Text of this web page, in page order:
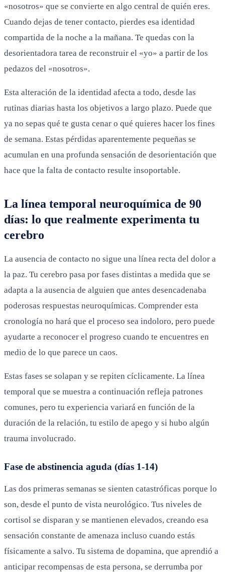
«nosotros» que se convierte en algo central de quién eres.
Cuando dejas de tener contacto, pierdes esa identidad
compartida de la noche a la mañana. Te quedas con la
desorientadora tarea de reconstruir el «yo» a partir de los
pedazos del «nosotros».
Esta alteración de la identidad afecta a todo, desde las
rutinas diarias hasta los objetivos a largo plazo. Puede que
ya no sepas qué te gusta cenar o qué quieres hacer los fines
de semana. Estas pérdidas aparentemente pequeñas se
acumulan en una profunda sensación de desorientación que
hace que la falta de contacto resulte insoportable.
La línea temporal neuroquímica de 90
días: lo que realmente experimenta tu
cerebro
La ausencia de contacto no sigue una línea recta del dolor a
la paz. Tu cerebro pasa por fases distintas a medida que se
adapta a la ausencia de alguien que antes desencadenaba
poderosas respuestas neuroquímicas. Comprender esta
cronología no hará que el proceso sea indoloro, pero puede
ayudarte a reconocer el progreso cuando te encuentres en
medio de lo que parece un caos.
Estas fases se solapan y se repiten cíclicamente. La línea
temporal que se muestra a continuación refleja patrones
comunes, pero tu experiencia variará en función de la
duración de la relación, tu estilo de apego y si hubo algún
trauma involucrado.
Fase de abstinencia aguda (días 1-14)
Las dos primeras semanas se sienten catastróficas porque lo
son, desde el punto de vista neurológico. Tus niveles de
cortisol se disparan y se mantienen elevados, creando esa
sensación constante de amenaza incluso cuando estás
físicamente a salvo. Tu sistema de dopamina, que aprendió a
anticipar recompensas de esta persona, se derrumba por